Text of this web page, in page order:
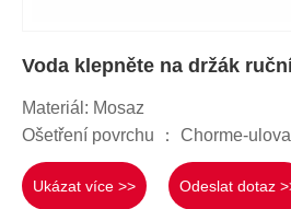
Voda klepněte na držák
Materiál: Mosaz
Ošetření povrchu ： Chorme-
Ukázat více >> Odeslat dotaz